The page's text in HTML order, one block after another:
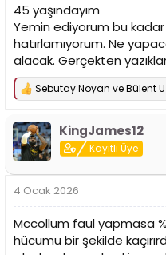
45 yaşındayım
Yemin ediyorum bu
hatırlamıyorum. Ne
alacak. Gerçekten
T
k
i
l
:
Sebutay Noyan veBülent
KingJames12
Kayıtlı Üye
4 Ocak 2026
Mccollum faul yapmasa
hücumu bir şekilde